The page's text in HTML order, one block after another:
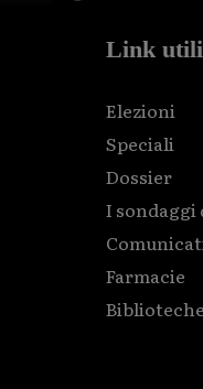
Link utili
Elezioni
Speciali
Dossier
I sondaggi
Farmacie
Biblioteche